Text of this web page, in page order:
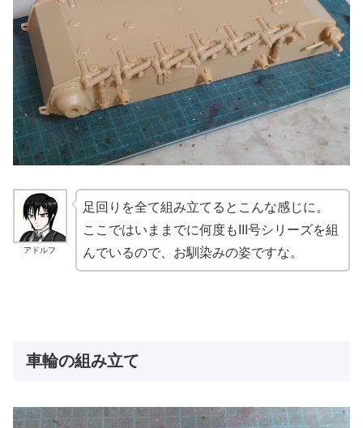
アドルフ
足回りを全て組み立てるとこんな感じに。
ここではいままでに何度もIII号シリーズを組
んでいるので、お馴染みの姿ですな。
車輪の組み立て